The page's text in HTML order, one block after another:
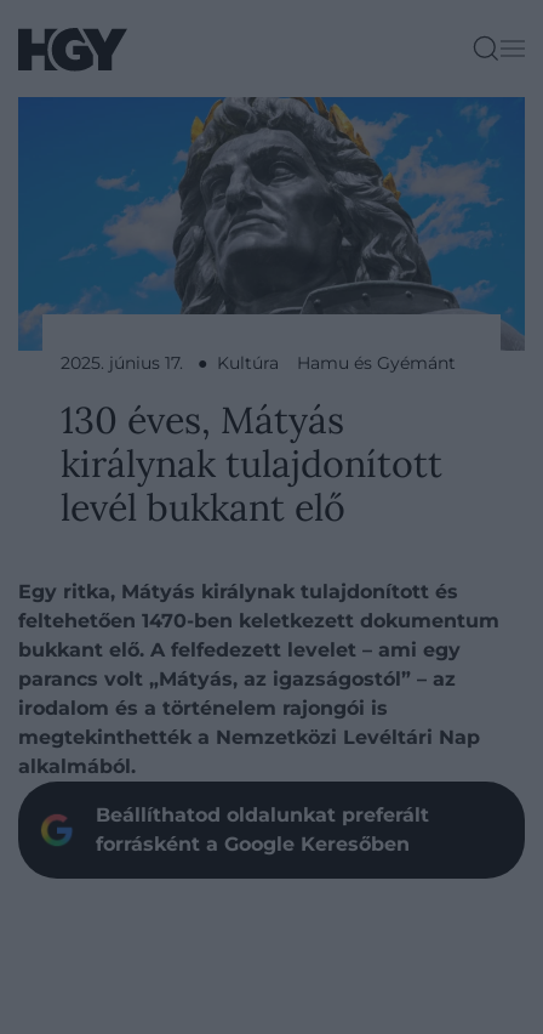
2025. június 17. ● Kultúra Hamu és Gyémánt
130 éves, Mátyás
királynak tulajdonított
levél bukkant elő
Egy ritka, Mátyás királynak tulajdonított és
feltehetően 1470-ben keletkezett dokumentum
bukkant elő. A felfedezett levelet – ami egy
parancs volt „Mátyás, az igazságostól” – az
irodalom és a történelem rajongói is
megtekinthették a Nemzetközi Levéltári Nap
alkalmából.
Beállíthatod oldalunkat preferált
forrásként a Google Keresőben